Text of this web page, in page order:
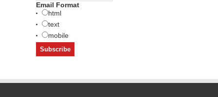
Email Format
html
text
mobile